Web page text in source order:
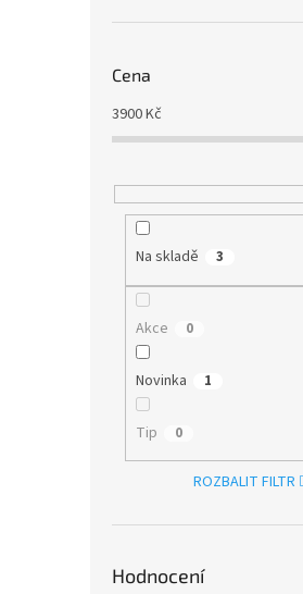
Cena
3900Kč
Na skladě 3
Akce 0
Novinka 1
Tip 0
ROZBALIT FILTR
Hodnocení